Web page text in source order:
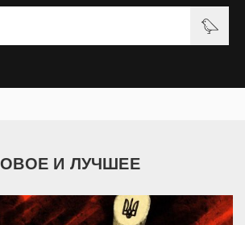
И ЛУЧШЕЕ